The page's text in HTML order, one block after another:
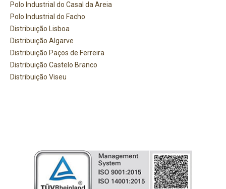
Polo Industrial do Casal da Areia
Polo Industrial do Facho
Distribuição Lisboa
Distribuição Algarve
Distribuição Paços de Ferreira
Distribuição Castelo Branco
Distribuição Viseu